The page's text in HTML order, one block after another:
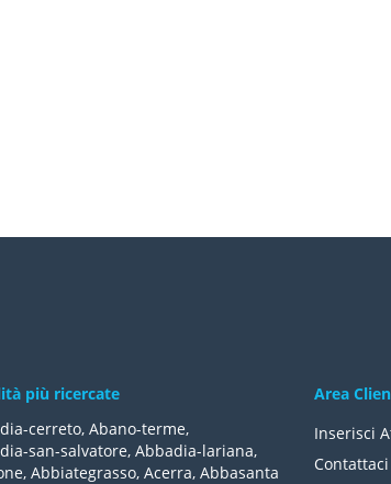
più ricercate
cerreto, Abano-terme,
san-salvatore, Abbadia-lariana,
, Abbiategrasso, Acerra, Abbasanta
Area
Inserisci
Contattaci